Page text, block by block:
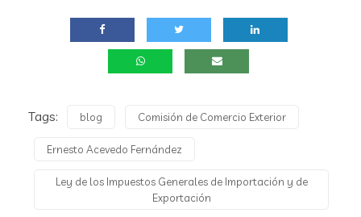
Tags: blog Comisión de Comercio Exterior
Ernesto Acevedo Fernández
Ley de los Impuestos Generales de Importación y de
Exportación